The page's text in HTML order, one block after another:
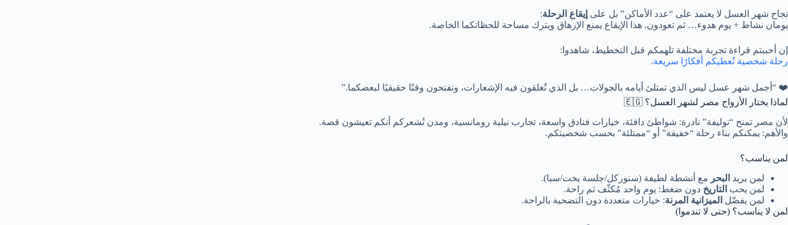
نجاح شهر العسل لا يعتمد على “عدد الأماكن” بل على إيقاع الرحلة:
يومان نشاط + يوم هدوء… ثم تعودون. هذا الإيقاع يمنع الإرهاق ويترك مساحة للحظاتكما الخاصة.
إن أحببتم قراءة تجربة مختلفة تلهمكم قبل التخطيط، شاهدوا:
رحلة شخصية تُعطيكم أفكارًا سريعة.
❤️ “أجمل شهر عسل ليس الذي تمتلئ أيامه بالجولات… بل الذي تُغلقون فيه الإشعارات، وتفتحون وقتًا حقيقيًا لبعضكما.”
لماذا يختار الأزواج مصر لشهر العسل؟ 🇪🇬
لأن مصر تمنح “توليفة” نادرة: شواطئ دافئة، خيارات فنادق واسعة، تجارب نيلية رومانسية، ومدن تُشعركم أنكم تعيشون قصة.
والأهم: يمكنكم بناء رحلة “خفيفة” أو “ممتلئة” بحسب شخصيتكم.
لمن يناسب؟
لمن يريد البحر مع أنشطة لطيفة (سنوركل/جلسة يخت/سبا).
لمن يحب التاريخ دون ضغط: يوم واحد مُكثّف ثم راحة.
لمن يفضّل الميزانية المرنة: خيارات متعددة دون التضحية بالراحة.
لمن لا يناسب؟ (حتى لا تندموا)